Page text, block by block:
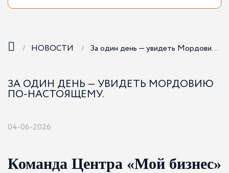
НОВОСТИ За один день — увидеть Мордовию по-настоящему.
ЗА ОДИН ДЕНЬ — УВИДЕТЬ МОРДОВИЮ
ПО-НАСТОЯЩЕМУ.
04-06-2026
Команда Центра «Мой бизнес»